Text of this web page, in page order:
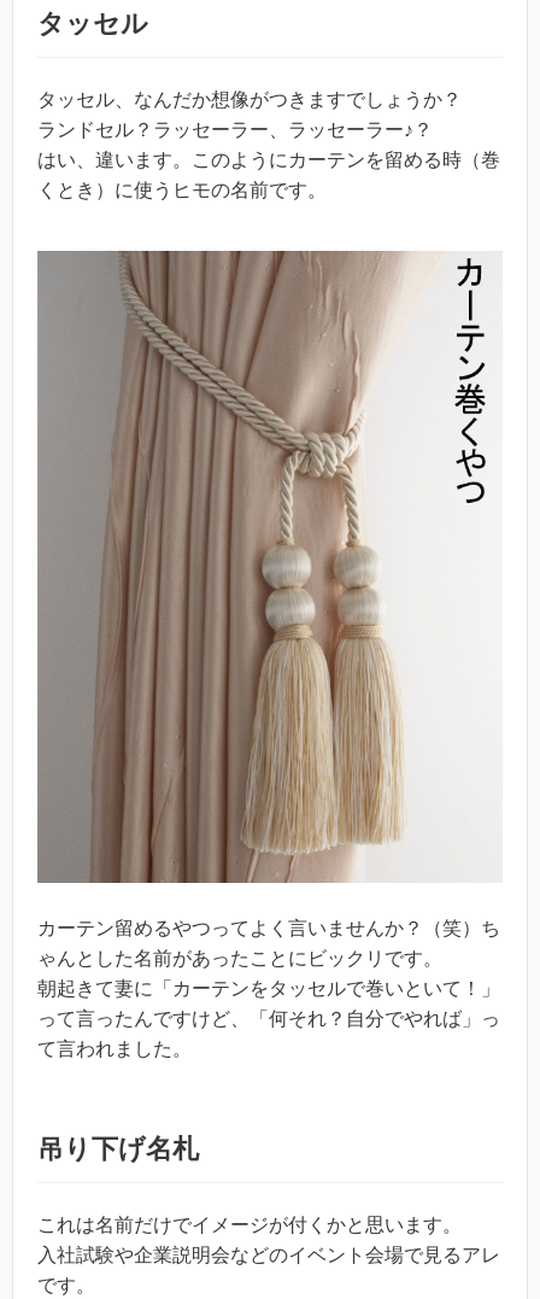
タッセル
タッセル、なんだか想像がつきますでしょうか？
ランドセル？ラッセーラー、ラッセーラー♪？
はい、違います。このようにカーテンを留める時（巻
くとき）に使うヒモの名前です。
カーテン留めるやつってよく言いませんか？（笑）ち
ゃんとした名前があったことにビックリです。
朝起きて妻に「カーテンをタッセルで巻いといて！」
って言ったんですけど、「何それ？自分でやれば」っ
て言われました。
吊り下げ名札
これは名前だけでイメージが付くかと思います。
入社試験や企業説明会などのイベント会場で見るアレ
です。